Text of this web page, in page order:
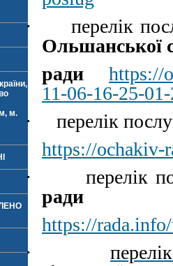
м.
·
перелік
Ольшанської
ради https://
11-06-16-25-
·
перелік
https://ochakiv-
·
перелік
ради
https://rada.info/
·